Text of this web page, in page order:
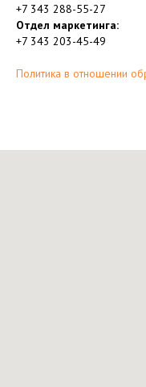
+7 343 288-55-27
Отдел маркетинга:
+7 343 203-45-49
Политика в отношении